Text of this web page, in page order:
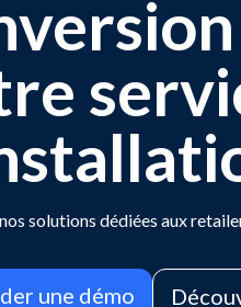
solutions dédiées aux
une démo